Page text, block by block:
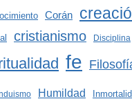
Corán
cristianismo Disciplina
fe
Humildad